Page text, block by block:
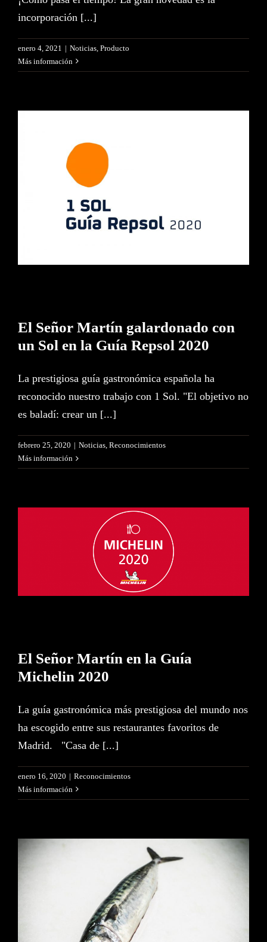
incorporación [...]
enero 4, 2021 | Noticias Producto
Más información
El Señor Martín galardonado
con un Sol en la Guía Repsol
El Señor Martín galardonado con
un Sol en la Guía Repsol 2020
La prestigiosa guía gastronómica española ha
reconocido nuestro trabajo con 1 Sol. "El objetivo no
es baladí: crear un [...]
febrero 25, 2020 | Noticias, Reconocimientos
Más información
El Señor Martín en la Guía
Michelin 2020
El Señor Martín en la Guía
Michelin 2020
La guía gastronómica más prestigiosa del mundo nos
ha escogido entre sus restaurantes favoritos de
Madrid. "Casa de [...]
enero 16, 2020 | Reconocimientos
Más información
Pescados para el verano: El
Señor Martín se viste de Omega